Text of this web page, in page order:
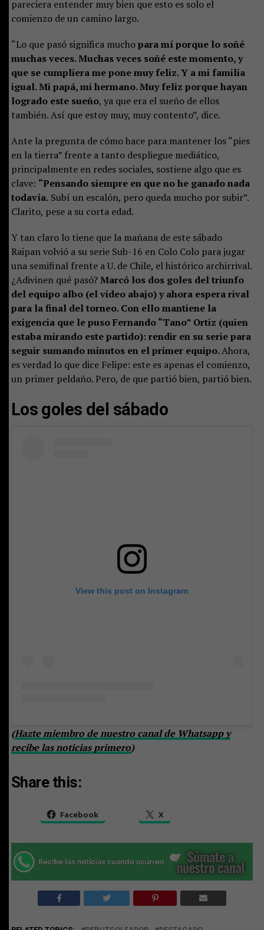
pareciera entender muy bien que esto es solo el
comienzo de un camino largo.
“Lo que pasó significa muchopara mí porque lo soñé
muchas veces. Muchas veces soñé este momento, y
que se cumpliera me pone muy feliz. Y a mi familia
igual. Mi papá, mi hermano. Muy feliz porque hayan
logrado este sueño, ya que era el sueño de ellos
también. Así que estoy muy, muy contento”, dice.
Ante la pregunta de cómo hace para mantener los “pies
en la tierra” frente a tanto despliegue mediático,
principalmente en redes sociales, sostiene algo que es
clave: “Pensando siempre en que no he ganado nada
todavía.Subí un escalón, pero queda mucho por subir”.
Clarito, pese a su corta edad.
Y tan claro lo tiene que la mañana de este sábado
Raipan volvió a su serie Sub-16 en Colo Colo para jugar
una semifinal frente a U. de Chile, el histórico archirrival.
¿Adivinen qué pasó?Marcó los dos goles del triunfo
del equipo albo (el video abajo) y ahora espera rival
para la final del torneo. Con ello mantiene la
exigencia que le puso Fernando “Tano” Ortiz (quien
estaba mirando este partido): rendir en su serie para
seguir sumando minutos en el primer equipo.Ahora,
es verdad lo que dice Felipe: este es apenas el comienzo,
un primer peldaño. Pero, de que partió bien, partió bien.
Los goles del sábado
View this post on Instagram
(Hazte miembro de nuestro canal de Whatsapp y
recibe las noticias primero)
Share this:
Facebook X